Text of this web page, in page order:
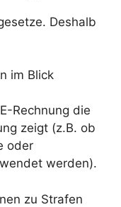
Deshalb
im Blick
Rechnung die
zeigt (z.B. ob
oder
werden).
zu Strafen